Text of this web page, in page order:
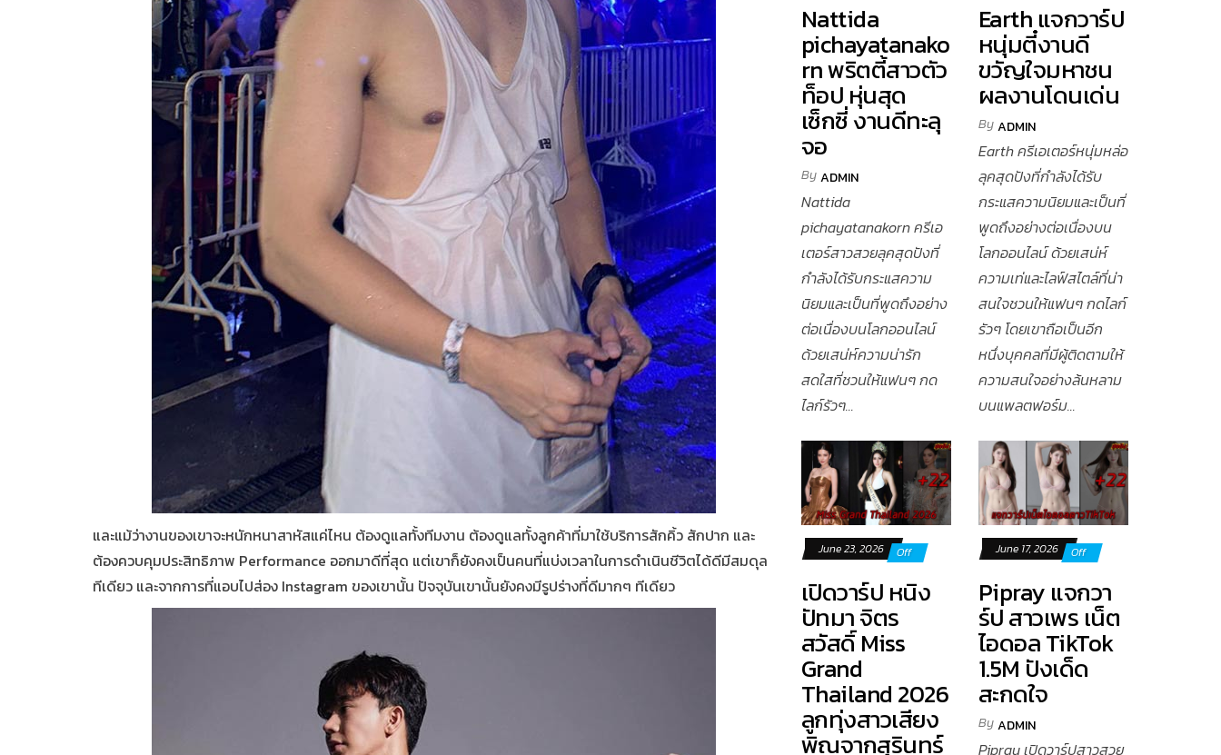
และแม้ว่างานของเขาจะหนักหนาสาหัสแค่ไหน ต้องดูแลทั้งทีมงาน ต้องดูแลทั้งลูกค้าที่มาใช้บริการสักคิ้ว สักปาก และ
ต้องควบคุมประสิทธิภาพ Performance ออกมาดีที่สุด แต่เขาก็ยังคงเป็นคนที่แบ่งเวลาในการดำเนินชีวิตได้ดีมีสมดุล
ทีเดียว และจากการที่แอบไปส่อง Instagram ของเขานั้น ปัจจุบันเขานั้นยังคงมีรูปร่างที่ดีมากๆ ทีเดียว
Nattida
pichayatanako
rn พริตตี้สาวตัว
ท็อป หุ่นสุด
เซ็กซี่ งานดีทะลุ
จอ
ByADMIN
Nattida
pichayatanakorn ครีเอ
เตอร์สาวสวยลุคสุดปังที่
กำลังได้รับกระแสความ
นิยมและเป็นที่พูดถึงอย่าง
ต่อเนื่องบนโลกออนไลน์
ด้วยเสน่ห์ความน่ารัก
สดใสที่ชวนให้แฟนๆ กด
ไลก์รัวๆ...
Earth แจกวาร์ป
หนุ่มตี๋งานดี
ขวัญใจมหาชน
ผลงานโดนเด่น
ByADMIN
Earth ครีเอเตอร์หนุ่มหล่อ
ลุคสุดปังที่กำลังได้รับ
กระแสความนิยมและเป็นที่
พูดถึงอย่างต่อเนื่องบน
โลกออนไลน์ ด้วยเสน่ห์
ความเท่และไลฟ์สไตล์ที่น่า
สนใจชวนให้แฟนๆ กดไลก์
รัวๆ โดยเขาถือเป็นอีก
หนึ่งบุคคลที่มีผู้ติดตามให้
ความสนใจอย่างล้นหลาม
บนแพลตฟอร์ม...
June 23, 2026 Off
เปิดวาร์ป หนิง
ปัทมา จิตร
สวัสดิ์ Miss
Grand
Thailand 2026
ลูกทุ่งสาวเสียง
พิณจากสุรินทร์
June 17, 2026 Off
Pipray แจกวา
ร์ป สาวเพร เน็ต
ไอดอล TikTok
1.5M ปังเด็ด
สะกดใจ
ByADMIN
Pipray เปิดวาร์ปสาวสวย